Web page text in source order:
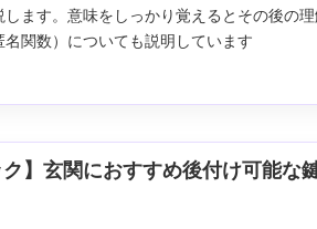
ます。意味をしっかり覚えるとその後の
関数）についても説明しています
ク】玄関におすすめ後付け可能な